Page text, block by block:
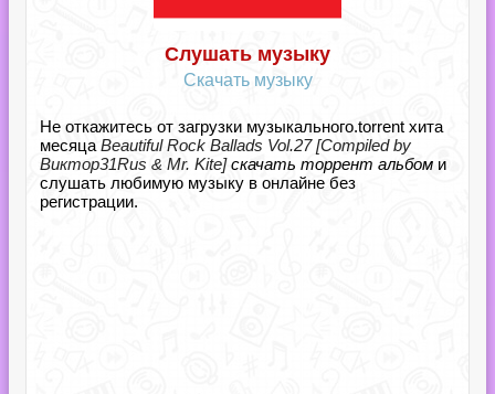
Слушать музыку
Скачать музыку
Не откажитесь от загрузки музыкального.torrent хита
месяца Beautiful Rock Ballads Vol.27 [Compiled by
Виктор31Rus & Mr. Kite]скачать торрент альбом и
слушать любимую музыку в онлайне без
регистрации.